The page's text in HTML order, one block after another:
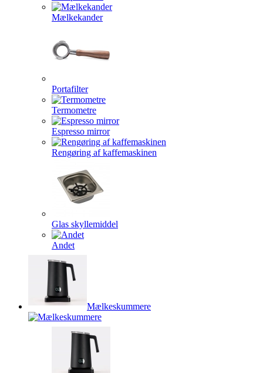
Mælkekander
Portafilter
Termometre
Espresso mirror
Rengøring af kaffemaskinen
Glas skyllemiddel
Andet
Mælkeskummere